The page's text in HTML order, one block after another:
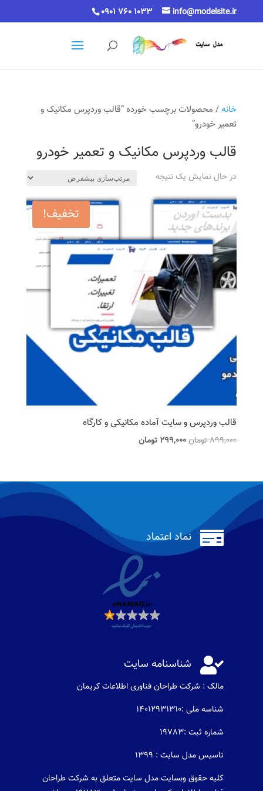
0901 760 1033 info@modelsite.ir
خانه/ محصولات برچسب خورده “قالب وردپرس مکانیک و
تعمیر خودرو”
قالب وردپرس مکانیک و تعمیر خودرو
در حال نمایش یک نتیجه
تخفیف!
قالب وردپرس و سایت آماده مکانیکی و کارگاه
899,000تومانقیمت
بود.
299,000 تومانقیمت
است.
 نماد اعتماد
 شناسنامه سایت
مالک : شرکت طراحان فناوری اطلاعات كريمان
شناسه ملی :14012931310
شماره ثبت :19783
تاسیس مدل سایت : 1399
کلیه حقوق وبسایت مدل سایت متعلق به شرکت طراحان